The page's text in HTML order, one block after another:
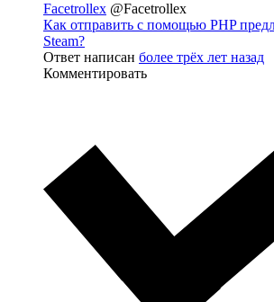
Facetrollex @Facetrollex
Как отправить с помощью PHP
Steam?
Ответ написан более трёх лет назад
Комментировать